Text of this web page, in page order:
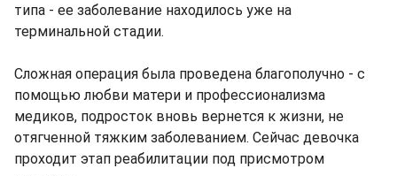
типа - ее заболевание находилось уже на
терминальной стадии.
Сложная операция была проведена благополучно - с
помощью любви матери и профессионализма
медиков, подросток вновь вернется к жизни, не
отягченной тяжким заболеванием. Сейчас девочка
проходит этап реабилитации под присмотром